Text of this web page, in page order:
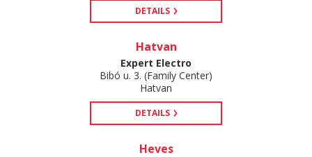
DETAILS
Hatvan
Expert Electro
Bibó u. 3. (Family Center)
Hatvan
DETAILS
Heves